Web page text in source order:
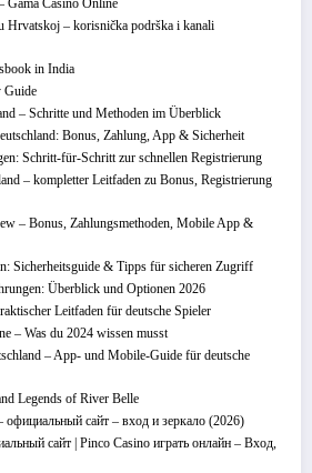
Hrvatskoj – korisnička podrška i kanali
in India
Guide
– Schritte und Methoden im Überblick
Bonus, Zahlung, App & Sicherheit
Schritt‑für‑Schritt zur schnellen Registrierung
– kompletter Leitfaden zu Bonus, Registrierung
– Bonus, Zahlungsmethoden, Mobile App &
Sicherheitsguide & Tipps für sicheren Zugriff
Überblick und Optionen 2026
Leitfaden für deutsche Spieler
– Was du 2024 wissen musst
– App‑ und Mobile‑Guide für deutsche
Legends of River Belle
официальный сайт – вход и зеркало (2026)
сайт | Pinco Casino играть онлайн – Вход,